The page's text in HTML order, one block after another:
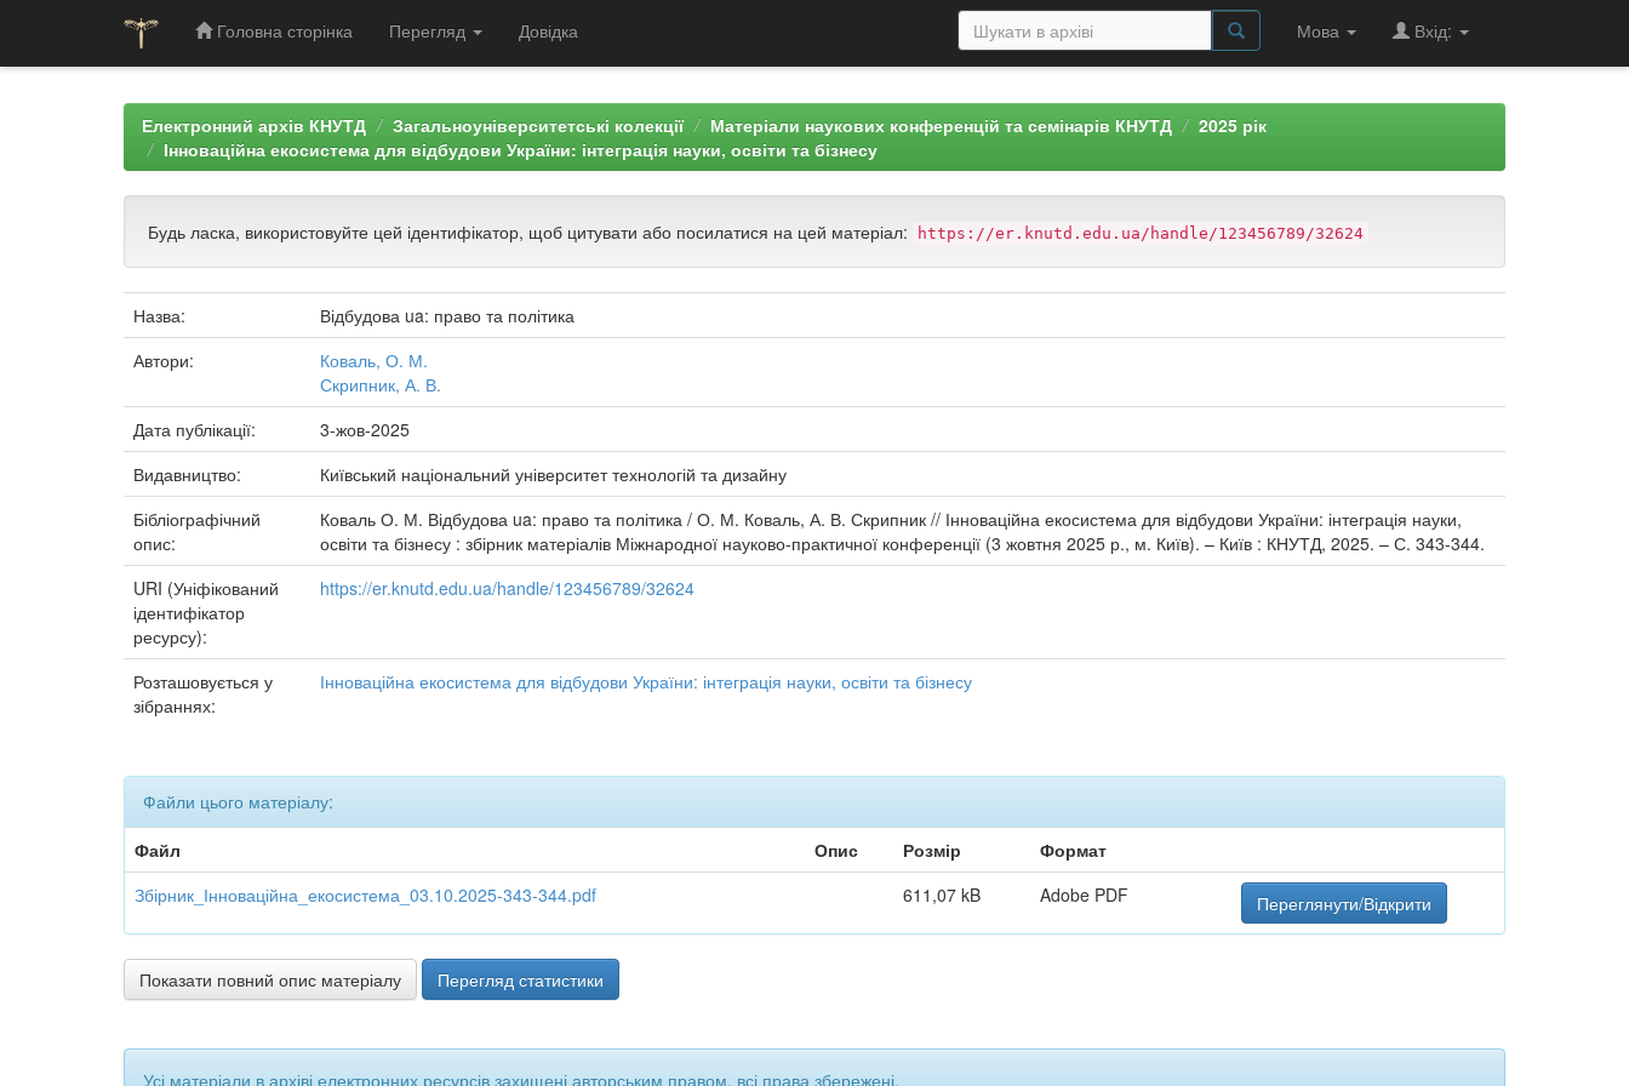
Головна сторінка Перегляд Довідка Мова Вхід:
Електронний архів КНУТД Загальноуніверситетські колекції Матеріали наукових конференцій та семінарів КНУТД
2025 рік
Інноваційна екосистема для відбудови України: інтеграція науки, освіти та бізнесу
Будь ласка, використовуйте цей ідентифікатор, щоб цитувати або посилатися на цей матеріал: https://er.knutd.edu.ua/handle/123456789/32624
Назва:
Відбудова ua: право та політика
Автори:
Коваль, О. М.
Скрипник, А. В.
Дата публікації:
3-жов-2025
Видавництво:
Київський національний університет технологій та дизайну
Бібліографічний
опис:
Коваль О. М. Відбудова ua: право та політика / О. М. Коваль, А. В. Скрипник // Інноваційна екосистема для відбудови України: інтеграція науки,
освіти та бізнесу : збірник матеріалів Міжнародної науково-практичної конференції (3 жовтня 2025 р., м. Київ). – Київ : КНУТД, 2025. – С. 343-344.
URI (Уніфікований
ідентифікатор
ресурсу):
https://er.knutd.edu.ua/handle/123456789/32624
Розташовується у
зібраннях:
Інноваційна екосистема для відбудови України: інтеграція науки, освіти та бізнесу
Файли цього матеріалу:
Файл
Опис Розмір
Формат
Збірник_Інноваційна_екосистема_03.10.2025-343-344.pdf
611,07 kB Adobe PDF Переглянути/Відкрити
Показати повний опис матеріалу Перегляд статистики
Усі матеріали в архіві електронних ресурсів захищені авторським правом, всі права збережені.